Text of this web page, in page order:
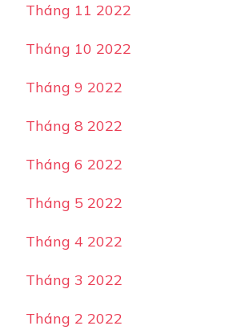
Tháng 11 2022
Tháng 10 2022
Tháng 9 2022
Tháng 8 2022
Tháng 6 2022
Tháng 5 2022
Tháng 4 2022
Tháng 3 2022
Tháng 2 2022